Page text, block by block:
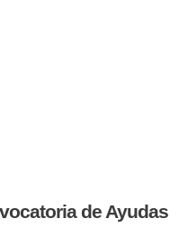
de Ayudas